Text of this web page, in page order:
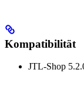
Kompatibilität
JTL-Shop